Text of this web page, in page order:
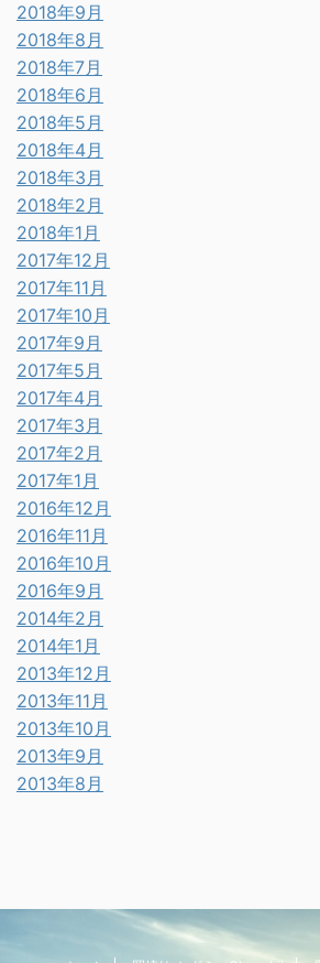
2018年9月
2018年8月
2018年7月
2018年6月
2018年5月
2018年4月
2018年3月
2018年2月
2018年1月
2017年12月
2017年11月
2017年10月
2017年9月
2017年5月
2017年4月
2017年3月
2017年2月
2017年1月
2016年12月
2016年11月
2016年10月
2016年9月
2014年2月
2014年1月
2013年12月
2013年11月
2013年10月
2013年9月
2013年8月